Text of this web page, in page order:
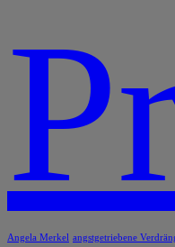
Angela Merkel angstgetriebene